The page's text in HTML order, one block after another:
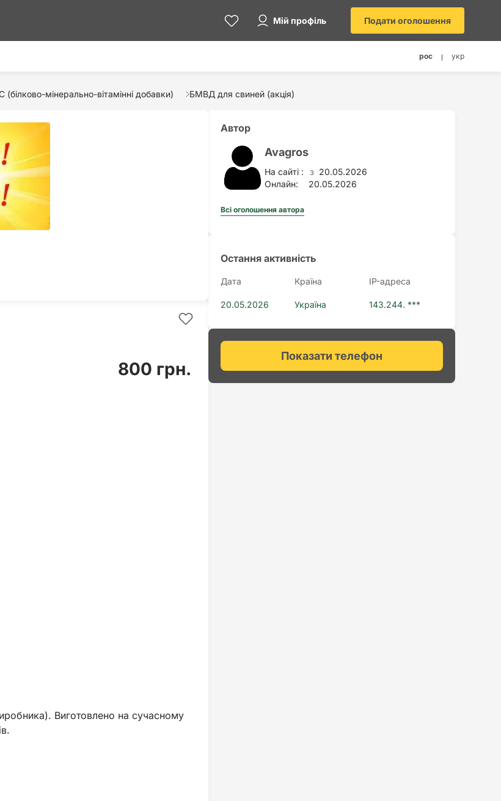
Мій профіль Подати оголошення
рос укр
мінерально-вітамінні добавки) БМВД для свиней (акція)
800 грн.
Виготовлено на сучасному
Автор
Avagros
На сайті : з 20.05.2026
Онлайн:
20.05.2026
Всі оголошення автора
Остання активність
Дата Країна IP-адреса
20.05.2026 Україна 143.244. ***
Показати телефон